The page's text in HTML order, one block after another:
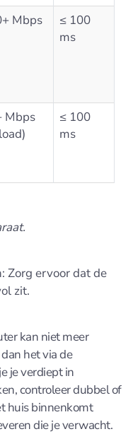
Mbps
≤ 100
ms
Mbps
≤ 100
ms
Zorg ervoor dat de
zit.
kan niet meer
het via de
je verdiept in
controleer dubbel of
huis binnenkomt
die je verwacht.